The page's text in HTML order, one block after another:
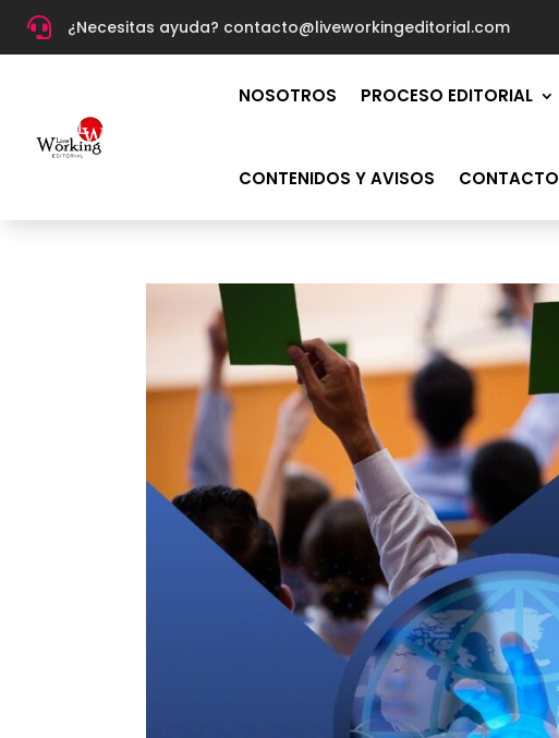
 ¿Necesitas ayuda? contacto@liveworkingeditorial.com
NOSOTROS PROCESO EDITORIAL
CONTENIDOS Y AVISOS CONTACTO